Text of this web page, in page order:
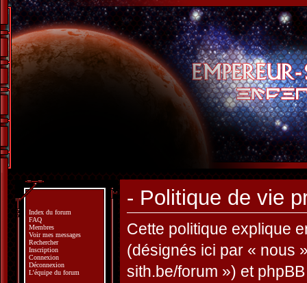
- Politique de vie
Cette politique explique
(désignés ici par « nous
sith.be/forum ») et
Index du forum
FAQ
Membres
Voir mes messages
Rechercher
Inscription
Connexion
Déconnexion
L’équipe du forum